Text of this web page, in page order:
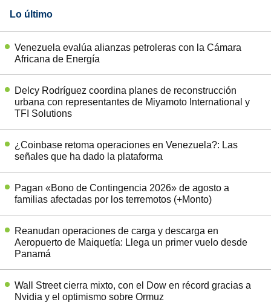
Lo último
Venezuela evalúa alianzas petroleras con la Cámara
Africana de Energía
Delcy Rodríguez coordina planes de reconstrucción
urbana con representantes de Miyamoto International y
TFI Solutions
¿Coinbase retoma operaciones en Venezuela?: Las
señales que ha dado la plataforma
Pagan «Bono de Contingencia 2026» de agosto a
familias afectadas por los terremotos (+Monto)
Reanudan operaciones de carga y descarga en
Aeropuerto de Maiquetía: Llega un primer vuelo desde
Panamá
Wall Street cierra mixto, con el Dow en récord gracias a
Nvidia y el optimismo sobre Ormuz